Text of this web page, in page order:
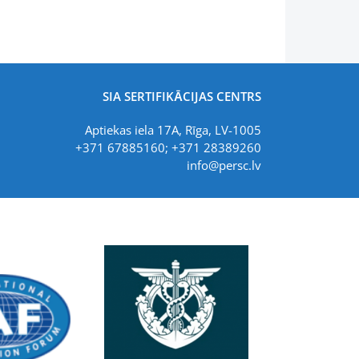
SIA SERTIFIKĀCIJAS CENTRS
Aptiekas iela 17A, Rīga, LV-1005
+371 67885160; +371 28389260
info@persc.lv